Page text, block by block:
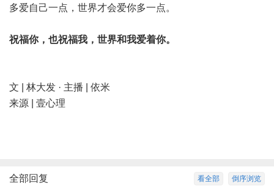
多爱自己一点，世界才会爱你多一点。
祝福你，也祝福我，世界和我爱着你。
文 | 林大发 · 主播 | 依米
来源 | 壹心理
倒序浏览
看全部
全部回复